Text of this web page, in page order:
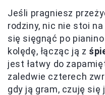
Jeśli pragniesz
rodziny, nic nie stoi
się sięgnąć po
kolędę, łącząc ją z
jest łatwy do
zaledwie czterech
gdy ją gram, czuję